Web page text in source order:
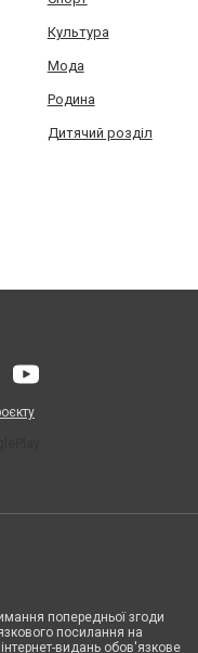
Культура
Мода
Родина
Дитячий розділ
попередньої згоди
посилання на
видань обов'язкове